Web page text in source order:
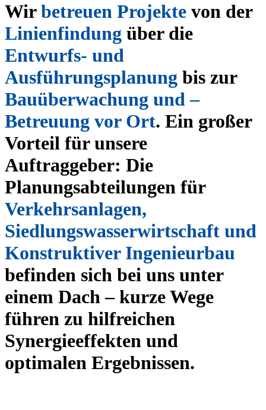
Wirbetreuen Projekte von der
Linienfindung über die
Entwurfs- und
Ausführungsplanung bis zur
Bauüberwachung und –
Betreuung vor Ort. Ein großer
Vorteil für unsere
Auftraggeber: Die
Planungsabteilungen für
Verkehrsanlagen,
Siedlungswasserwirtschaft und
Konstruktiver Ingenieurbau
befinden sich bei uns unter
einem Dach – kurze Wege
führen zu hilfreichen
Synergieeffekten und
optimalen Ergebnissen.